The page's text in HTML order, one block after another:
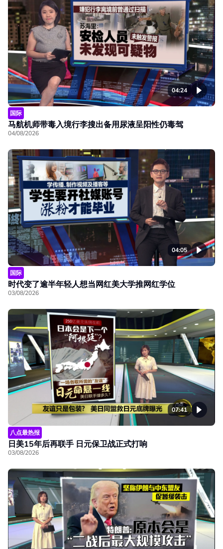
04:24
国际
马航机师带毒入境行李搜出备用尿液呈阳性仍毒驾
04/08/2026
04:05
国际
时代变了逾半年轻人想当网红美大学推网红学位
03/08/2026
07:41
八点最热报
日美15年后再联手 日元保卫战正式打响
03/08/2026